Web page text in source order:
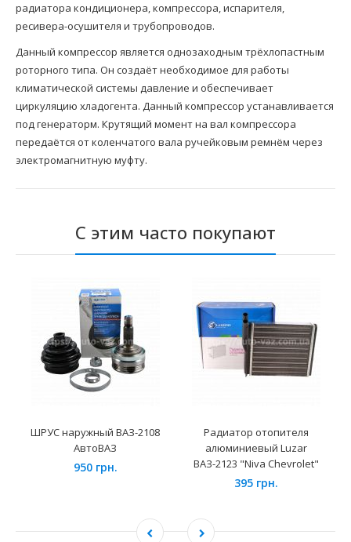
радиатора кондиционера, компрессора, испарителя,
ресивера-осушителя и трубопроводов.
Данный компрессор является однозаходным трёхлопастным
роторного типа. Он создаёт необходимое для работы
климатической системы давление и обеспечивает
циркуляцию хладогента. Данный компрессор устанавливается
под генераторм. Крутящий момент на вал компрессора
передаётся от коленчатого вала ручейковым ремнём через
электромагнитную муфту.
С этим часто покупают
ШРУС наружный ВАЗ-2108
АвтоВАЗ
950 грн.
Радиатор отопителя
алюминиевый Luzar
ВАЗ-2123 "Niva Chevrolet"
395 грн.